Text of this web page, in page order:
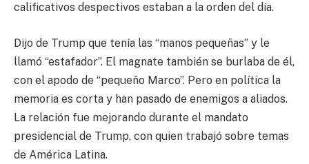
calificativos despectivos estaban a la orden del día.
Dijo de Trump que tenía las “manos pequeñas” y le
llamó “estafador”. El magnate también se burlaba de él,
con el apodo de “pequeño Marco”. Pero en política la
memoria es corta y han pasado de enemigos a aliados.
La relación fue mejorando durante el mandato
presidencial de Trump, con quien trabajó sobre temas
de América Latina.